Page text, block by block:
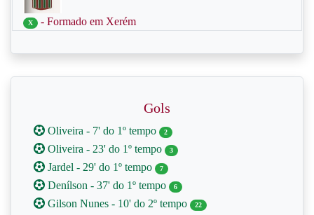
X - Formado em Xerém
Gols
Oliveira - 7' do 1º tempo 2
Oliveira - 23' do 1º tempo 3
Jardel - 29' do 1º tempo 7
Denílson - 37' do 1º tempo 6
Gilson Nunes - 10' do 2º tempo 22